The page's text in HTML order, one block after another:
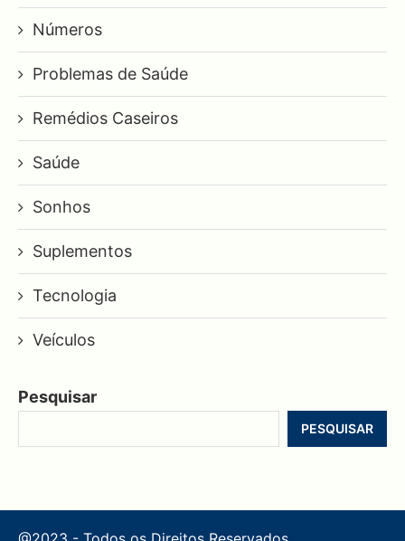
Números
Problemas de Saúde
Remédios Caseiros
Saúde
Sonhos
Suplementos
Tecnologia
Veículos
Pesquisar
PESQUISAR